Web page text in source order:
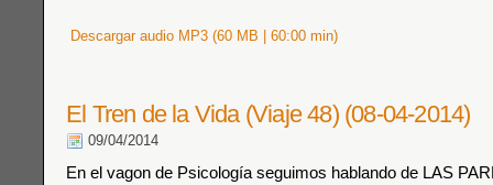
Descargar audio MP3 (60 MB | 60:00 min)
El Tren de la Vida (Viaje 48) (08-04-2014)
09/04/2014
En el vagon de Psicología seguimos hablando de LAS